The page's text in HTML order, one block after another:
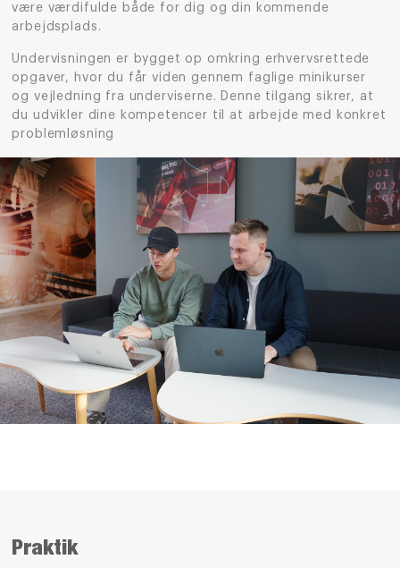
være værdifulde både for dig og din kommende
arbejdsplads.
Undervisningen er bygget op omkring erhvervsrettede
opgaver, hvor du får viden gennem faglige minikurser
og vejledning fra underviserne. Denne tilgang sikrer, at
du udvikler dine kompetencer til at arbejde med konkret
problemløsning
Praktik